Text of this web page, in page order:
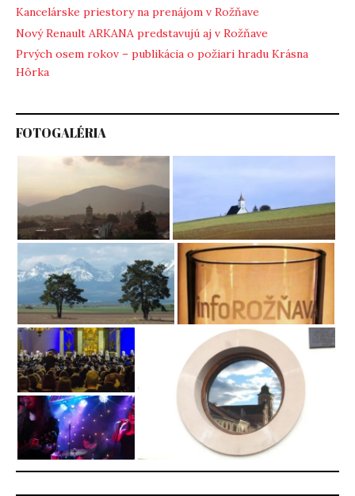
Kancelárske priestory na prenájom v Rožňave
Nový Renault ARKANA predstavujú aj v Rožňave
Prvých osem rokov – publikácia o požiari hradu Krásna
Hôrka
FOTOGALÉRIA